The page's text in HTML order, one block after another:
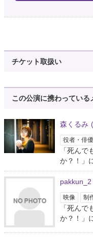
平澤 悠(ヒラサワ
@haru_hirasawa_
何卒ご寛恕ください。 詳…
創作集団 極東上演社
@CC_KTJ
お世話になっております。
度、12月28日〜31日に予定
くこととなりました。 楽しみ
いません。 ↓続き
創作集団 極東上演社
チケット取扱い
この公演に携わっている
森くるみ
役者・俳優
「死ん
か？！」
pakkun_2
映像 制
「死ん
か？！」